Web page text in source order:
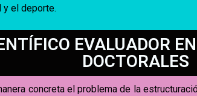
el deporte.
EVALUADOR
DOCTORALES
concreta el problema de la